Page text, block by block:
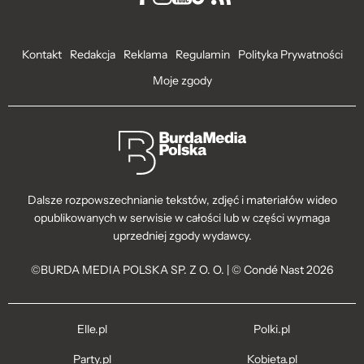
Kontakt Redakcja Reklama Regulamin
Polityka Prywatności
Moje zgody
Dalsze rozpowszechnianie tekstów, zdjęć i materiałów wideo
opublikowanych w serwisie w całości lub w części wymaga
uprzedniej zgody wydawcy.
©BURDA MEDIA POLSKA SP. Z O. O. | © Condé Nast 2026
Elle.pl
Party.pl
Polki.pl
Kobieta.pl